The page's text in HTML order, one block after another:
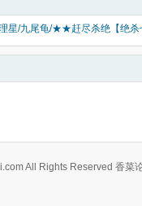
星/九尾龟/★★赶尽杀绝【绝杀
All Rights Reserved 香菜